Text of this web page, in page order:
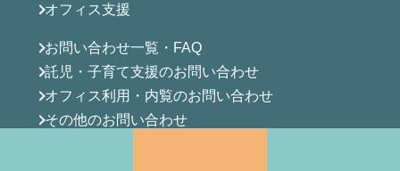
オフィス支援
お問い合わせ一覧・FAQ
託児・子育て支援のお問い合わせ
オフィス利用・内覧のお問い合わせ
その他のお問い合わせ